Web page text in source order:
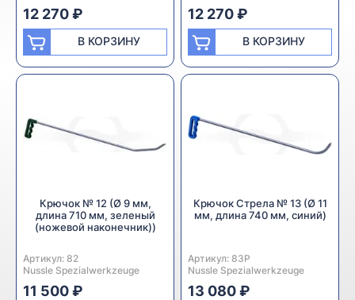
12 270 ₽
В КОРЗИНУ
12 270 ₽
В КОРЗИНУ
Крючок № 12 (Ø 9 мм,
длина 710 мм, зеленый
(ножевой наконечник))
Артикул: 82
Производитель:
Nussle Spezialwerkzeuge
11 500 ₽
Крючок Стрела № 13 (Ø 11
мм, длина 740 мм, синий)
Артикул: 83P
Производитель:
Nussle Spezialwerkzeuge
13 080 ₽